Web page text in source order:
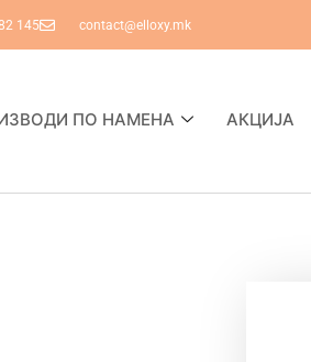
145 contact@elloxy.mk
ПО НАМЕНА АКЦИЈА